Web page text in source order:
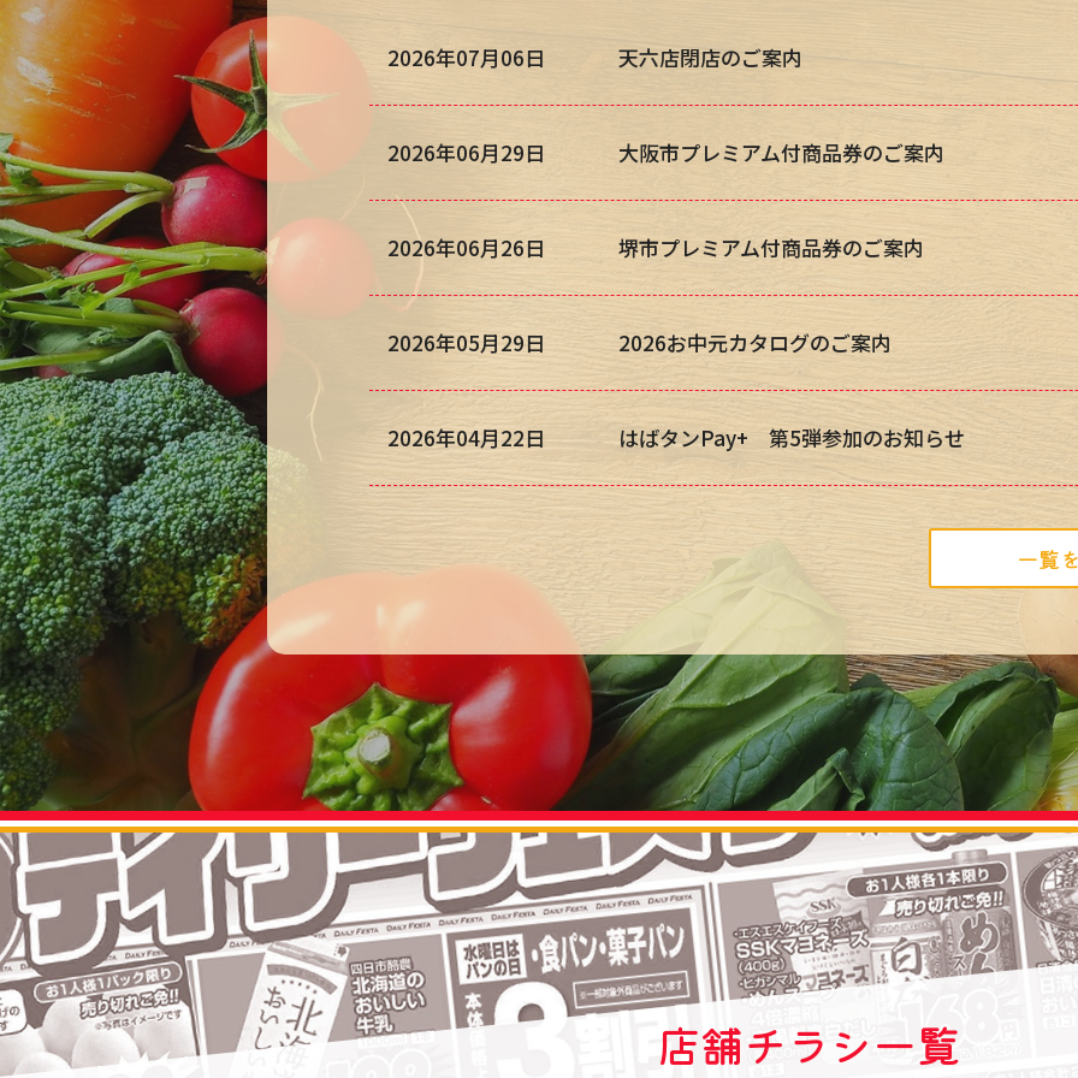
2026年07月06日 天六店閉店のご案内
2026年06月29日 大阪市プレミアム付商品券のご案内
2026年06月26日 堺市プレミアム付商品券のご案内
2026年05月29日 2026お中元カタログのご案内
2026年04月22日 はばタンPay+ 第5弾参加のお知らせ
一覧
店舗チラシ一覧